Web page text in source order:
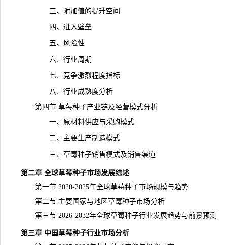
三、附加值的提升空间
四、进入壁垒
五、风险性
六、行业周期
七、竞争激烈程度指标
八、行业成熟度分析
第四节 草莓种子产业链及经营模式分析
一、原材料供应与采购模式
二、主要生产制造模式
三、草莓种子销售模式及销售渠道
第二章 全球草莓种子市场发展综述
第一节 2020-2025年全球草莓种子市场规模与趋势
第二节 主要国家与地区草莓种子市场分析
第三节 2026-2032年全球草莓种子行业发展趋势与前景预测
第三章 中国草莓种子行业市场分析